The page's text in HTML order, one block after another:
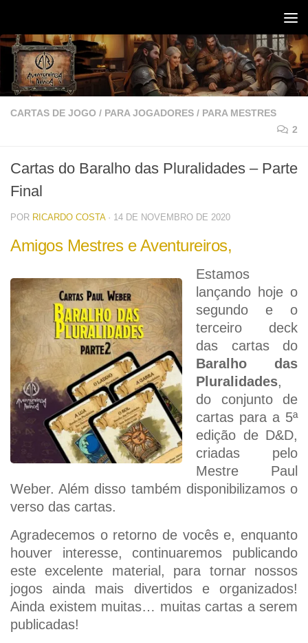
CARTAS DE JOGO / PARA JOGADORES / PARA MESTRES
2
Cartas do Baralho das Pluralidades – Parte
Final
POR RICARDO COSTA · 14 DE NOVEMBRO DE 2020
Amigos Mestres e Aventureiros,
Estamos
lançando hoje o
segundo e o
terceiro deck
das cartas do
Baralho das
Pluralidades,
do conjunto de
cartas para a 5ª
edição de D&D,
criadas pelo
Mestre Paul
Weber. Além disso também disponibilizamos o
verso das cartas.
Agradecemos o retorno de vocês e, enquanto
houver interesse, continuaremos publicando
este excelente material, para tornar nossos
jogos ainda mais divertidos e organizados!
Ainda existem muitas… muitas cartas a serem
publicadas!